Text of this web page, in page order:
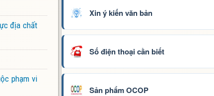
địa chất
phạm vi
Xin ý kiến văn bản
Số điện thoại cần biết
Sản phẩm OCOP